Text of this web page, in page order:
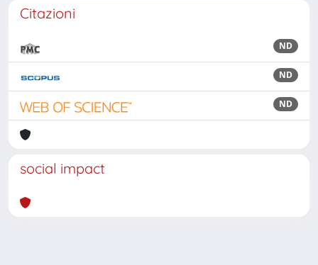
Citazioni
ND
ND
ND
social impact